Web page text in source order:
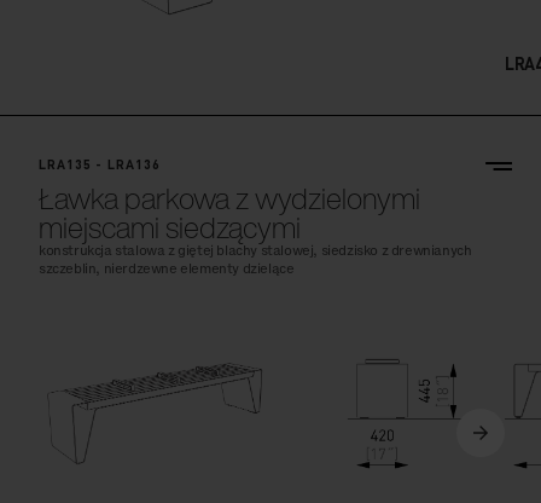
LRA135 - LRA136
Ławka parkowa z wydzielonymi
miejscami siedzącymi
konstrukcja stalowa z giętej blachy stalowej, siedzisko z drewnianych
szczeblin, nierdzewne elementy dzielące